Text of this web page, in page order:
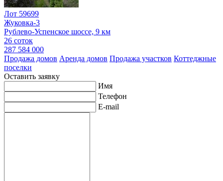
Лот 59699
Жуковка-3
Рублево-Успенское шоссе, 9 км
26 соток
287 584 000
Продажа домов Аренда домов Продажа участков Коттеджные
поселки
Оставить заявку
Имя
Телефон
E-mail